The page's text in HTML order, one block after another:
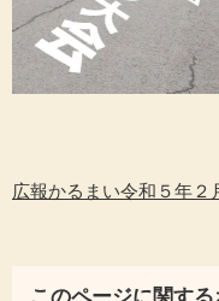
広報かるまい令和５年